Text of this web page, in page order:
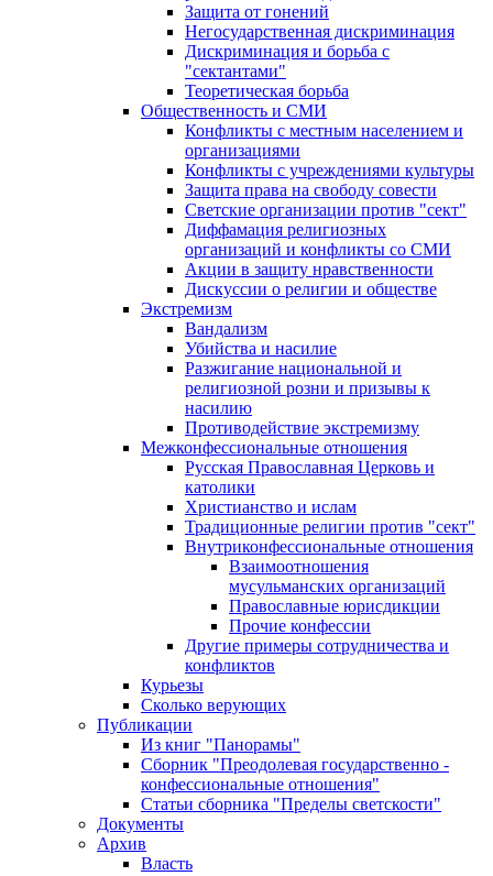
Защита от гонений
Негосударственная дискриминация
Дискриминация и борьба с
"сектантами"
Теоретическая борьба
Общественность и СМИ
Конфликты с местным населением и
организациями
Конфликты с учреждениями культуры
Защита права на свободу совести
Светские организации против "сект"
Диффамация религиозных
организаций и конфликты со СМИ
Акции в защиту нравственности
Дискуссии о религии и обществе
Экстремизм
Вандализм
Убийства и насилие
Разжигание национальной и
религиозной розни и призывы к
насилию
Противодействие экстремизму
Межконфессиональные отношения
Русская Православная Церковь и
католики
Христианство и ислам
Традиционные религии против "сект"
Внутриконфессиональные отношения
Взаимоотношения
мусульманских организаций
Православные юрисдикции
Прочие конфессии
Другие примеры сотрудничества и
конфликтов
Курьезы
Сколько верующих
Публикации
Из книг "Панорамы"
Сборник "Преодолевая государственно -
конфессиональные отношения"
Статьи сборника "Пределы светскости"
Документы
Архив
Власть